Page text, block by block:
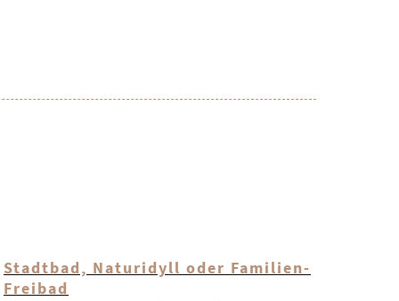
Stadtbad, Naturidyll oder Familien-
Freibad